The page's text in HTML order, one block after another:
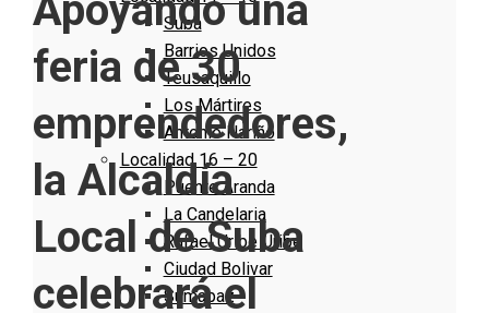
Suba
Barrios Unidos
Teusaquillo
Los Mártires
Antonio Nariño
Localidad 16 – 20
Puente Aranda
La Candelaria
Rafael Uribe Uribe
Ciudad Bolivar
Sumapaz
feria de 30
emprendedores,
la Alcaldía
Local de Suba
celebrará el